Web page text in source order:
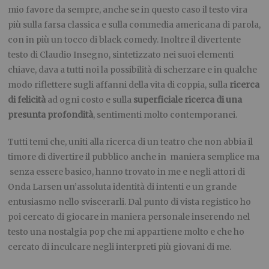
mio favore da sempre, anche se in questo caso il testo vira
più sulla farsa classica e sulla commedia americana di parola,
con in più un tocco di black comedy. Inoltre il divertente
testo di Claudio Insegno, sintetizzato nei suoi elementi
chiave, dava a tutti noi la possibilità di scherzare e in qualche
modo riflettere sugli affanni della vita di coppia, sulla ricerca
di felicità ad ogni costo e sulla superficiale ricerca di una
presunta profondità, sentimenti molto contemporanei.
Tutti temi che, uniti alla ricerca di un teatro che non abbia il
timore di divertire il pubblico anche in maniera semplice ma
senza essere basico, hanno trovato in me e negli attori di
Onda Larsen un’assoluta identità di intenti e un grande
entusiasmo nello sviscerarli. Dal punto di vista registico ho
poi cercato di giocare in maniera personale inserendo nel
testo una nostalgia pop che mi appartiene molto e che ho
cercato di inculcare negli interpreti più giovani di me.